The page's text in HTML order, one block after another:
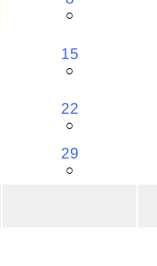
○
15
○
22
○
29
○